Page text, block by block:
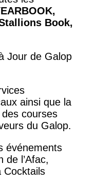
Book,
Jour de Galop
ainsi que la
courses
du Galop.
événements
de l’Afac,
Cocktails